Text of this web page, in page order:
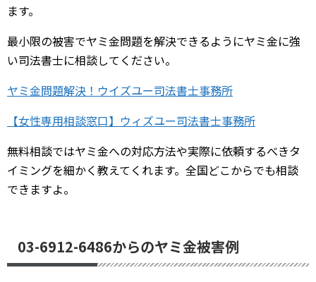
ます。
最小限の被害でヤミ金問題を解決できるようにヤミ金に強
い司法書士に相談してください。
ヤミ金問題解決！ウイズユー司法書士事務所
【女性専用相談窓口】ウィズユー司法書士事務所
無料相談ではヤミ金への対応方法や実際に依頼するべきタ
イミングを細かく教えてくれます。全国どこからでも相談
できますよ。
03-6912-6486からのヤミ金被害例